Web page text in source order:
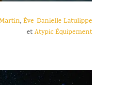
,Ève-Danielle Latulippe
etAtypic Équipement